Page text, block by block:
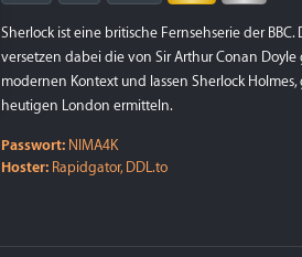
Sherlock ist eine britische Fernsehserie der
versetzen dabei die von Sir Arthur Conan
modernen Kontext und lassen Sherlock
heutigen London ermitteln.
Passwort: NIMA4K
Hoster: Rapidgator, DDL.to